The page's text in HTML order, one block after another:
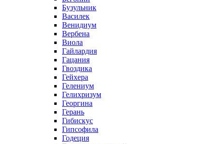
Бузульник
Василек
Венидиум
Вербена
Виола
Гайлардия
Гацания
Гвоздика
Гейхера
Гелениум
Гелихризум
Георгина
Герань
Гибискус
Гипсофила
Годеция